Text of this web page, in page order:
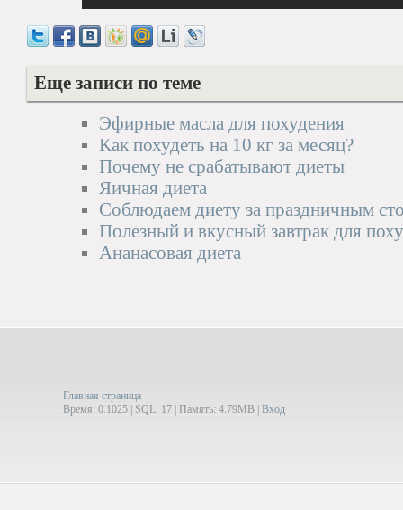
Еще записи по теме
Эфирные масла для похудения
Как похудеть на 10 кг за месяц?
Почему не срабатывают диеты
Яичная диета
Соблюдаем диету за праздничным
Полезный и вкусный завтрак для
Ананасовая диета
Главная страница
Время: 0.1025 | SQL: 17 | Память: 4.79MB Вход